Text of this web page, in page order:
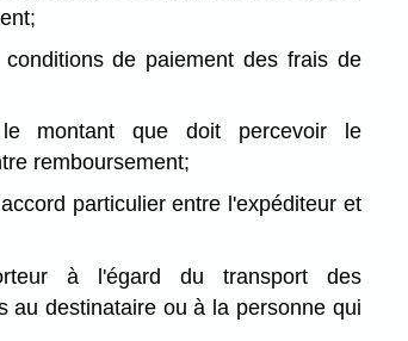
de paiement des frais de
montant que doit percevoir le
remboursement;
particulier entre l'expéditeur et
à l'égard du transport des
au destinataire ou à la personne qui